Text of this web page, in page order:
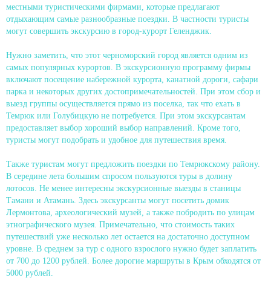
местными туристическими фирмами, которые предлагают
отдыхающим самые разнообразные поездки. В частности туристы
могут совершить экскурсию в город-курорт Геленджик.
Нужно заметить, что этот черноморский город является одним из
самых популярных курортов. В экскурсионную программу фирмы
включают посещение набережной курорта, канатной дороги, сафари
парка и некоторых других достопримечательностей. При этом сбор и
выезд группы осуществляется прямо из поселка, так что ехать в
Темрюк или Голубицкую не потребуется. При этом экскурсантам
предоставляет выбор хороший выбор направлений. Кроме того,
туристы могут подобрать и удобное для путешествия время.
Также туристам могут предложить поездки по Темрюкскому району.
В середине лета большим спросом пользуются туры в долину
лотосов. Не менее интересны экскурсионные выезды в станицы
Тамани и Атамань. Здесь экскурсанты могут посетить домик
Лермонтова, археологический музей, а также побродить по улицам
этнографического музея. Примечательно, что стоимость таких
путешествий уже несколько лет остается на достаточно доступном
уровне. В среднем за тур с одного взрослого нужно будет заплатить
от 700 до 1200 рублей. Более дорогие маршруты в Крым обходятся от
5000 рублей.